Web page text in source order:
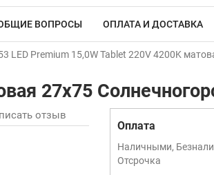
ВОПРОСЫ ОПЛАТА И ДОСТАВКА
LED Premium 15,0W Tablet 220V 4200K
27x75
отзыв
Оплата
Наличными,
Отсрочка